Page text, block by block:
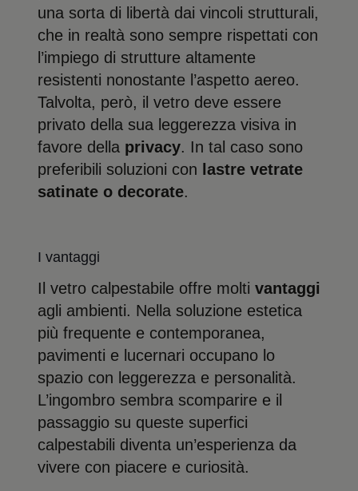
una sorta di libertà dai vincoli strutturali,
che in realtà sono sempre rispettati con
l’impiego di strutture altamente
resistenti nonostante l’aspetto aereo.
Talvolta, però, il vetro deve essere
privato della sua leggerezza visiva in
favore della privacy. In tal caso sono
preferibili soluzioni con lastre vetrate
satinate o decorate.
I vantaggi
Il vetro calpestabile offre molti vantaggi
agli ambienti. Nella soluzione estetica
più frequente e contemporanea,
pavimenti e lucernari occupano lo
spazio con leggerezza e personalità.
L’ingombro sembra scomparire e il
passaggio su queste superfici
calpestabili diventa un’esperienza da
vivere con piacere e curiosità.